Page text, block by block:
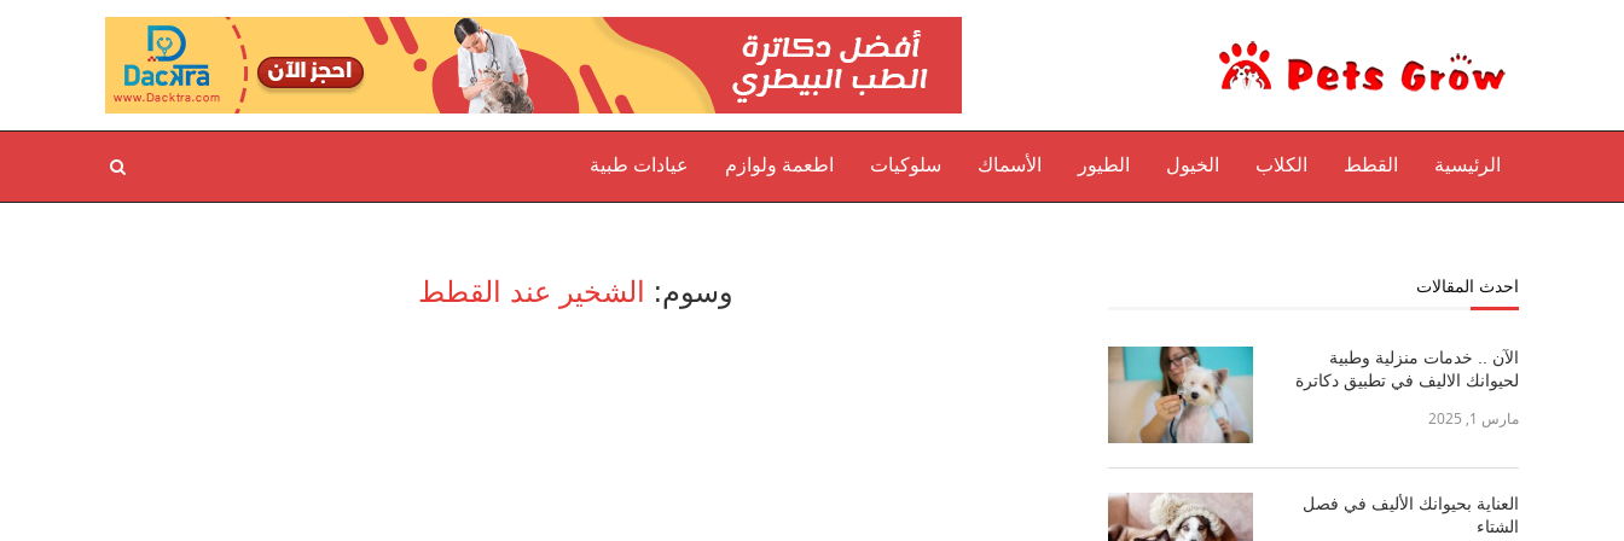
الرئيسية القطط الكلاب الخيول الطيور الأسماك سلوكيات اطعمة ولوازم عيادات طبية
وسوم: الشخير عند القطط احدث المقالات
الآن .. خدمات منزلية وطبية
لحيوانك الاليف في تطبيق دكاترة
مارس 1, 2025
العناية بحيوانك الأليف في فصل
الشتاء